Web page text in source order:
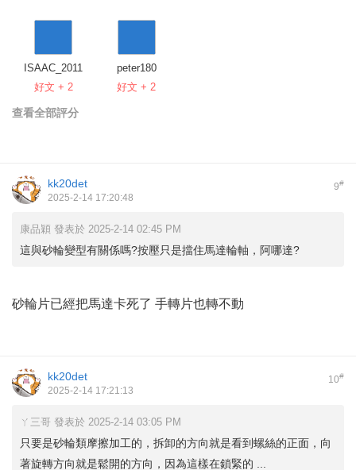
ISAAC_2011
好文 + 2
peter180
好文 + 2
查看全部評分
9#
kk20det
2025-2-14 17:20:48
康品穎 發表於 2025-2-14 02:45 PM
這與砂輪變型有關係嗎?按壓只是擋住馬達輪軸，阿哪達?
砂輪片已經把馬達卡死了 手轉片也轉不動
10#
kk20det
2025-2-14 17:21:13
ㄚ三哥 發表於 2025-2-14 03:05 PM
只要是砂輪類摩擦加工的，拆卸的方向就是看到螺絲的正面，向
著旋轉方向就是鬆開的方向，因為這樣在鎖緊的 ...